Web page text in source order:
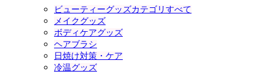
ビューティーグッズカテゴリすべて
メイクグッズ
ボディケアグッズ
ヘアブラシ
日焼け対策・ケア
冷温グッズ